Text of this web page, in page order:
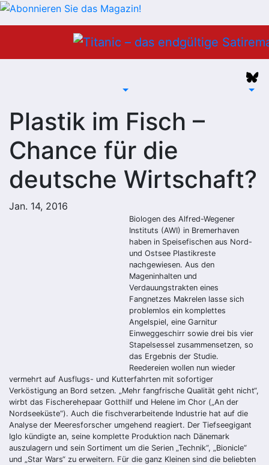
Plastik im Fisch –
Chance für die
deutsche Wirtschaft?
Jan. 14, 2016
Biologen des Alfred-Wegener
Instituts (AWI) in Bremerhaven
haben in Speisefischen aus Nord-
und Ostsee Plastikreste
nachgewiesen. Aus den
Mageninhalten und
Verdauungstrakten eines
Fangnetzes Makrelen lasse sich
problemlos ein komplettes
Angelspiel, eine Garnitur
Einweggeschirr sowie drei bis vier
Stapelsessel zusammensetzen, so
das Ergebnis der Studie.
Reedereien wollen nun wieder
vermehrt auf Ausflugs- und Kutterfahrten mit sofortiger
Verköstigung an Bord setzen. „Mehr fangfrische Qualität geht nicht“,
wirbt das Fischerehepaar Gotthilf und Helene im Chor („An der
Nordseeküste“). Auch die fischverarbeitende Industrie hat auf die
Analyse der Meeresforscher umgehend reagiert. Der Tiefseegigant
Iglo kündigte an, seine komplette Produktion nach Dänemark
auszulagern und sein Sortiment um die Serien „Technik“, „Bionicle“
und „Star Wars“ zu erweitern. Für die ganz Kleinen sind die beliebten